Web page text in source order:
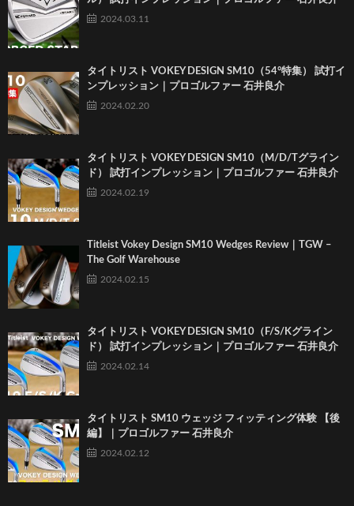
2024.03.11
タイトリスト VOKEY DESIGN SM10（54°特集） 試打イ
ンプレッション｜プロゴルファー 石井良介
2024.02.20
タイトリスト VOKEY DESIGN SM10（M/D/Tグライン
ド） 試打インプレッション｜プロゴルファー 石井良介
2024.02.19
Titleist Vokey Design SM10 Wedges Review｜TGW –
The Golf Warehouse
2024.02.15
タイトリスト VOKEY DESIGN SM10（F/S/Kグライン
ド） 試打インプレッション｜プロゴルファー 石井良介
2024.02.14
タイトリスト SM10 ウェッジ フィッティング体験 【後
編】｜プロゴルファー 石井良介
2024.02.12